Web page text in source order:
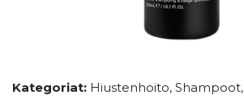
Kategoriat: Hiustenhoito, Shampoot,